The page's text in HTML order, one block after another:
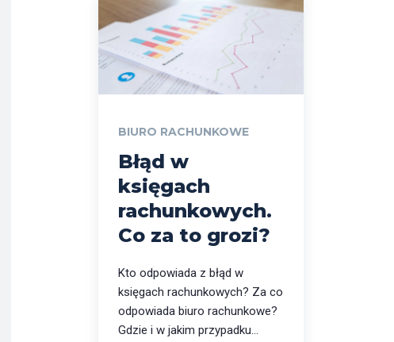
BIURO RACHUNKOWE
Błąd w
księgach
rachunkowych.
Co za to grozi?
Kto odpowiada z błąd w
księgach rachunkowych? Za co
odpowiada biuro rachunkowe?
Gdzie i w jakim przypadku...